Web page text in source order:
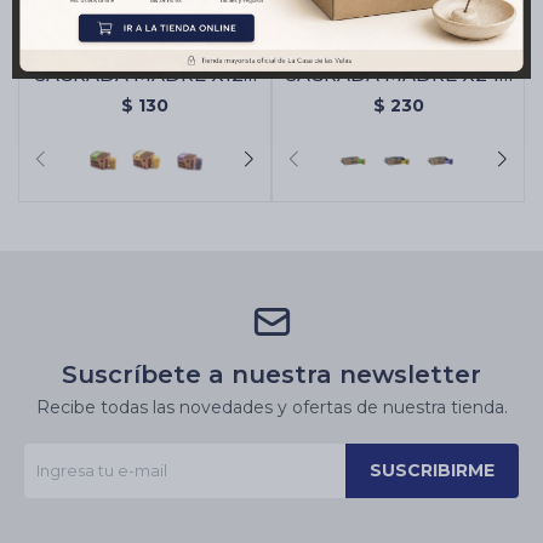
BOMBA CARBÓN
SAGRADA MADRE X12 -
Citronella/naranja
$ 130
BOMBA CARBÓN
SAGRADA MADRE X24 -
Citronella/naranja
$ 230
Suscríbete a nuestra newsletter
Recibe todas las novedades y ofertas de nuestra tienda.
SUSCRIBIRME